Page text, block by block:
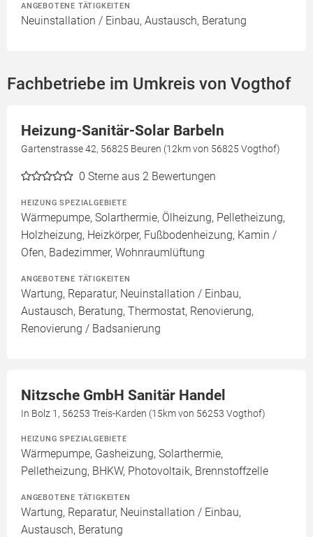
ANGEBOTENE TÄTIGKEITEN
Neuinstallation / Einbau, Austausch, Beratung
Fachbetriebe im Umkreis von Vogthof
Heizung-Sanitär-Solar Barbeln
Gartenstrasse 42, 56825 Beuren (12km von 56825 Vogthof)
0 Sterne aus 2 Bewertungen
HEIZUNG SPEZIALGEBIETE
Wärmepumpe, Solarthermie, Ölheizung, Pelletheizung,
Holzheizung, Heizkörper, Fußbodenheizung, Kamin /
Ofen, Badezimmer, Wohnraumlüftung
ANGEBOTENE TÄTIGKEITEN
Wartung, Reparatur, Neuinstallation / Einbau,
Austausch, Beratung, Thermostat, Renovierung,
Renovierung / Badsanierung
Nitzsche GmbH Sanitär Handel
In Bolz 1, 56253 Treis-Karden (15km von 56253 Vogthof)
HEIZUNG SPEZIALGEBIETE
Wärmepumpe, Gasheizung, Solarthermie,
Pelletheizung, BHKW, Photovoltaik, Brennstoffzelle
ANGEBOTENE TÄTIGKEITEN
Wartung, Reparatur, Neuinstallation / Einbau,
Austausch, Beratung